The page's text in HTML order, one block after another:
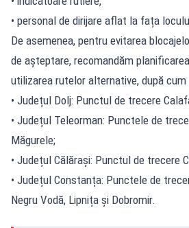
• personal de dirijare aflat la fața
De asemenea, pentru evitarea
de așteptare, recomandăm
utilizarea rutelor alternative, după cum
• Județul Dolj: Punctul de trecere
• Județul Teleorman: Punctele de
Măgurele;
• Județul Călărași: Punctul de trecere
• Județul Constanța: Punctele de
Negru Vodă, Lipnița și Dobromir.